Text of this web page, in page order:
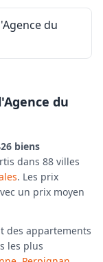
du
du
biens
dans 88 villes
. Les prix
un prix moyen
des appartements
les plus